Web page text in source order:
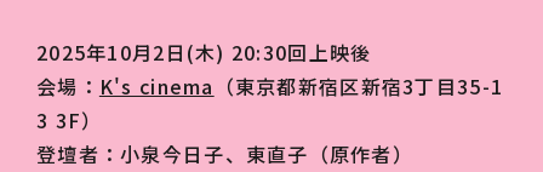
2025年10月2日(木) 20:30回上映後
会場： K's cinema （東京都新宿区新宿3丁目35-1
3 3F）
登壇者：小泉今日子、東直子（原作者）